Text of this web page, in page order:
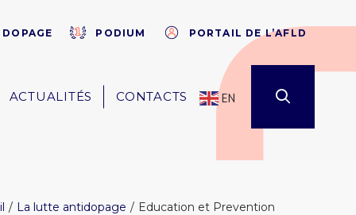
PODIUM PORTAIL DE L’AFLD
ACTUALITÉS CONTACTS EN
La lutte antidopage Education et Prevention